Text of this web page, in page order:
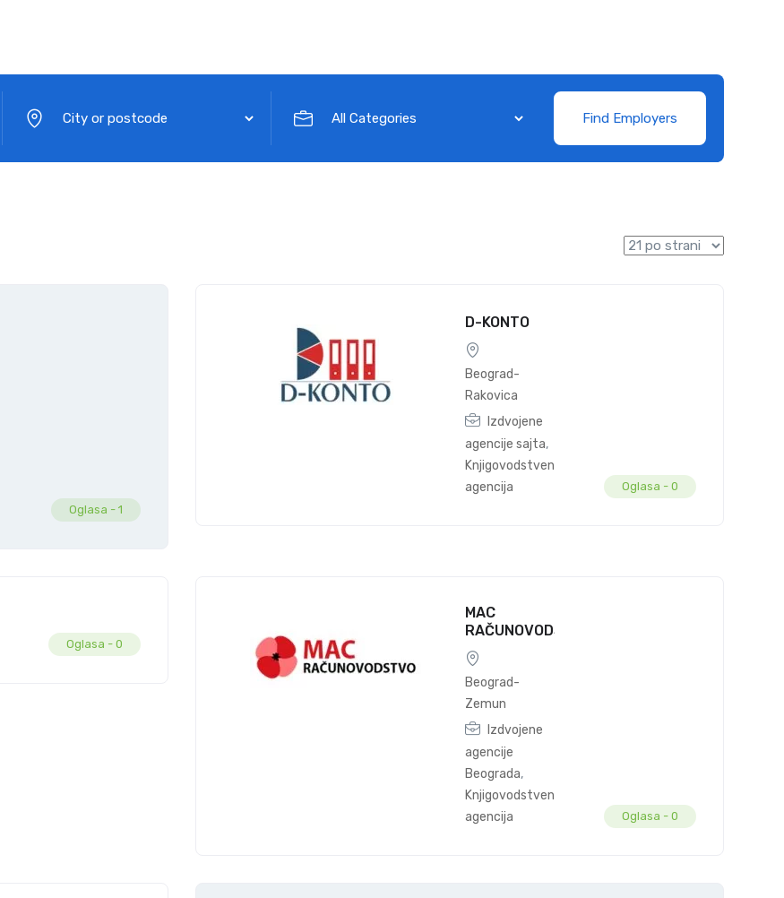
Find Employers
Oglasa - 1
D-KONTO
Beograd-
Rakovica
Izdvojene
agencije sajta,
Knjigovodstvena
agencija
Oglasa - 0
Oglasa - 0
MAC
RAČUNOVODSTVO
Beograd-
Zemun
Izdvojene
agencije
Beograda,
Knjigovodstvena
agencija
Oglasa - 0